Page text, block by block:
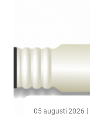
05 augusti 2026